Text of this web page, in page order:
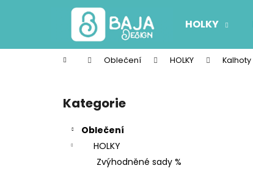
HOLKY
Domů Oblečení HOLKY Kalhoty
Přeskočit
kategorie
Kategorie
Oblečení
HOLKY
Zvýhodněné sady %
í
do
do